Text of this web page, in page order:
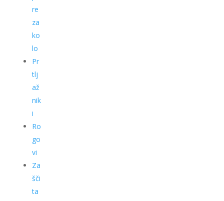
re
za
ko
lo
Pr
tlj
až
nik
i
Ro
go
vi
Za
šči
ta